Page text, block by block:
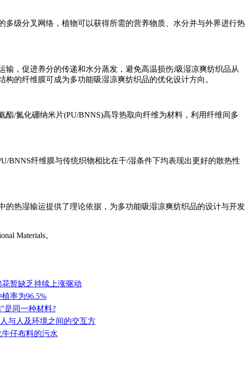
级分叉网络，植物可以获得所需的营养物质、水分并与外界进行热
，促进养分的传递和水分蒸发，避免高温损伤;吸湿凉爽纺织品从
的纤维膜可成为多功能吸湿凉爽纺织品的优化设计方向。
/氮化硼纳米片(PU/BNNS)高导热取向纤维为材料，利用纤维间多
BNNS纤维膜与传统织物相比在干/湿条件下均表现出更好的散热性
热湿输运提供了理论依据，为多功能吸湿凉爽纺织品的设计与开发
nal Materials。
暂缺乏持续上涨驱动
率为96.5%
是同一种材料?
与人及环境之间的交互方
牛仔布料的污水